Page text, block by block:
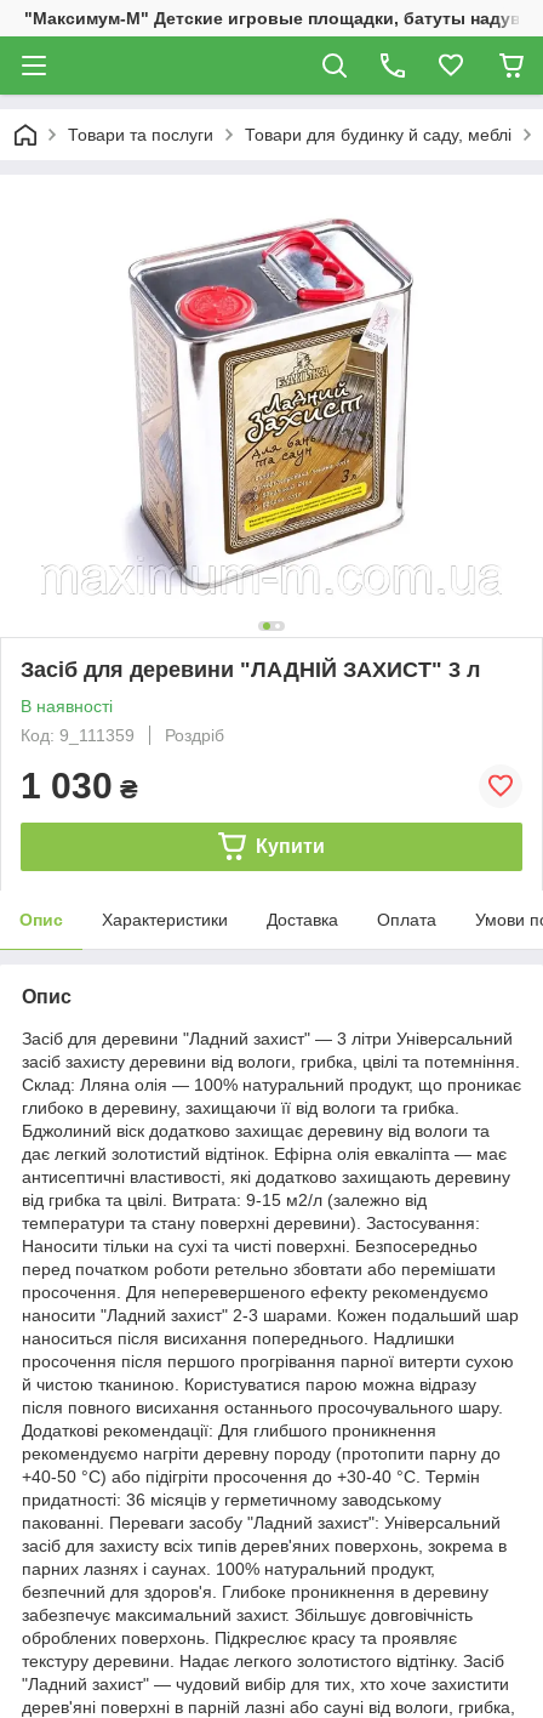
"Максимум-М" Детские игровые площадки, батуты
Товари та послуги Товари для будинку й саду, меблі
Засіб для деревини "ЛАДНІЙ ЗАХИСТ" 3 л
В наявності
Код: 9_111359
Роздріб
1 030 ₴
Купити
Опис Характеристики Доставка Оплата Умови
Опис
Засіб для деревини "Ладний захист" — 3 літри Універсальний
засіб захисту деревини від вологи, грибка, цвілі та потемніння.
Склад: Лляна олія — 100% натуральний продукт, що проникає
глибоко в деревину, захищаючи її від вологи та грибка.
Бджолиний віск додатково захищає деревину від вологи та
дає легкий золотистий відтінок. Ефірна олія евкаліпта — має
антисептичні властивості, які додатково захищають деревину
від грибка та цвілі. Витрата: 9-15 м2/л (залежно від
температури та стану поверхні деревини). Застосування:
Наносити тільки на сухі та чисті поверхні. Безпосередньо
перед початком роботи ретельно збовтати або перемішати
просочення. Для неперевершеного ефекту рекомендуємо
наносити "Ладний захист" 2-3 шарами. Кожен подальший шар
наноситься після висихання попереднього. Надлишки
просочення після першого прогрівання парної витерти сухою
й чистою тканиною. Користуватися парою можна відразу
після повного висихання останнього просочувального шару.
Додаткові рекомендації: Для глибшого проникнення
рекомендуємо нагріти деревну породу (протопити парну до
+40-50 °C) або підігріти просочення до +30-40 °C. Термін
придатності: 36 місяців у герметичному заводському
пакованні. Переваги засобу "Ладний захист": Універсальний
засіб для захисту всіх типів дерев'яних поверхонь, зокрема в
парних лазнях і саунах. 100% натуральний продукт,
безпечний для здоров'я. Глибоке проникнення в деревину
забезпечує максимальний захист. Збільшує довговічність
оброблених поверхонь. Підкреслює красу та проявляє
текстуру деревини. Надає легкого золотистого відтінку. Засіб
"Ладний захист" — чудовий вибір для тих, хто хоче захистити
дерев'яні поверхні в парній лазні або сауні від вологи, грибка,